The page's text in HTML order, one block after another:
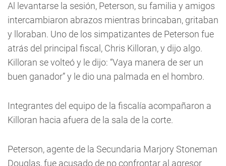
Al levantarse la sesión, Peterson, su familia y amigos
intercambiaron abrazos mientras brincaban, gritaban
y lloraban. Uno de los simpatizantes de Peterson fue
atrás del principal fiscal, Chris Killoran, y dijo algo.
Killoran se volteó y le dijo: “Vaya manera de ser un
buen ganador” y le dio una palmada en el hombro.
Integrantes del equipo de la fiscalía acompañaron a
Killoran hacia afuera de la sala de la corte.
Peterson, agente de la Secundaria Marjory Stoneman
Douglas, fue acusado de no confrontar al agresor